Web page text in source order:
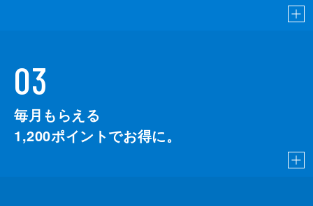
03
毎月もらえる
1,200ポイントでお得に。